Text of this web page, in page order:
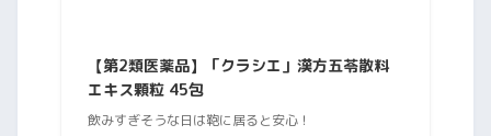
【第2類医薬品】「クラシエ」漢方五苓散料
エキス顆粒 45包
飲みすぎそうな日は鞄に居ると安心！